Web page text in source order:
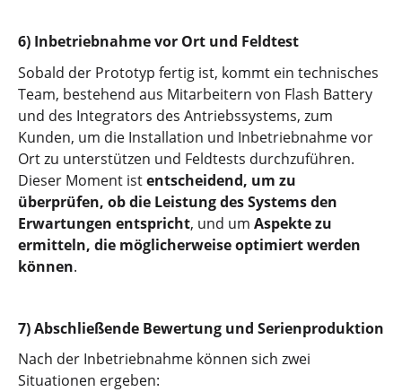
6) Inbetriebnahme vor Ort und Feldtest
Sobald der Prototyp fertig ist, kommt ein technisches
Team, bestehend aus Mitarbeitern von Flash Battery
und des Integrators des Antriebssystems, zum
Kunden, um die Installation und Inbetriebnahme vor
Ort zu unterstützen und Feldtests durchzuführen.
Dieser Moment istentscheidend, um zu
überprüfen, ob die Leistung des Systems den
Erwartungen entspricht, und um Aspekte zu
ermitteln, die möglicherweise optimiert werden
können.
7) Abschließende Bewertung und Serienproduktion
Nach der Inbetriebnahme können sich zwei
Situationen ergeben: